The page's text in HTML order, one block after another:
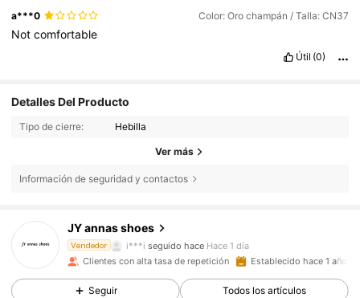
a***0 Color: Oro champán / Talla: CN37
Notcomfortable
Útil (0)
Detalles Del Producto
Tipo de cierre: Hebilla
Ver más
Información de seguridad y contactos
JY annas shoes
Vendedor
4,81 5.5K Seguidores
i***i seguido hace Hace 1 día
4,81
5.5K Seguidores
Clientes con alta tasa de repetición Establecido hace 1 año
Seguir Todos los artículos